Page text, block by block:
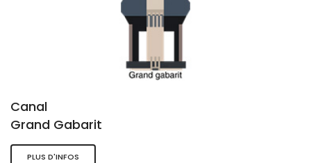
Canal
Grand Gabarit
PLUS D'INFOS